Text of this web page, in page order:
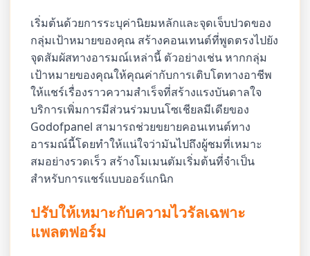
เริ่มต้นด้วยการระบุค่านิยมหลักและจุดเจ็บปวดของ
กลุ่มเป้าหมายของคุณ สร้างคอนเทนต์ที่พูดตรงไปยัง
จุดสัมผัสทางอารมณ์เหล่านี้ ตัวอย่างเช่น หากกลุ่ม
เป้าหมายของคุณให้คุณค่ากับการเติบโตทางอาชีพ
ให้แชร์เรื่องราวความสำเร็จที่สร้างแรงบันดาลใจ
บริการเพิ่มการมีส่วนร่วมบนโซเชียลมีเดียของ
Godofpanel สามารถช่วยขยายคอนเทนต์ทาง
อารมณ์นี้โดยทำให้แน่ใจว่ามันไปถึงผู้ชมที่เหมาะ
สมอย่างรวดเร็ว สร้างโมเมนตัมเริ่มต้นที่จำเป็น
สำหรับการแชร์แบบออร์แกนิก
ปรับให้เหมาะกับความไวรัลเฉพาะ
แพลตฟอร์ม